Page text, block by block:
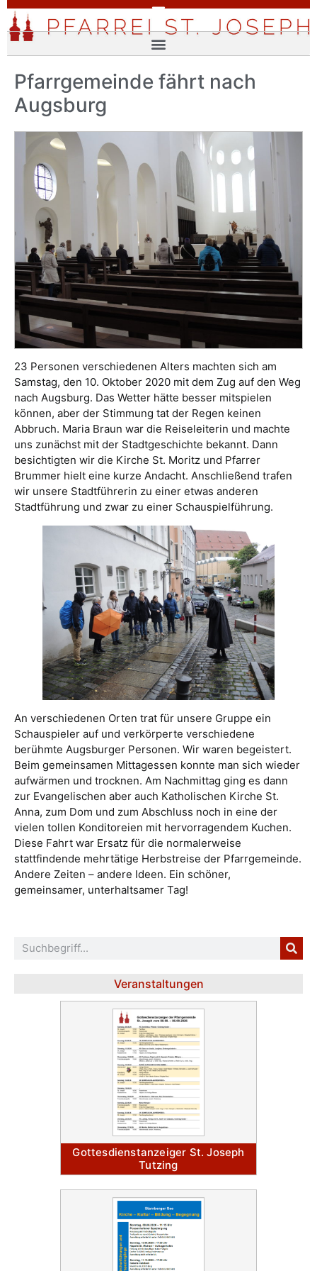
Pfarrgemeinde fährt nach
Augsburg
23 Personen verschiedenen Alters machten sich am
Samstag, den 10. Oktober 2020 mit dem Zug auf den Weg
nach Augsburg. Das Wetter hätte besser mitspielen
können, aber der Stimmung tat der Regen keinen
Abbruch. Maria Braun war die Reiseleiterin und machte
uns zunächst mit der Stadtgeschichte bekannt. Dann
besichtigten wir die Kirche St. Moritz und Pfarrer
Brummer hielt eine kurze Andacht. Anschließend trafen
wir unsere Stadtführerin zu einer etwas anderen
Stadtführung und zwar zu einer Schauspielführung.
An verschiedenen Orten trat für unsere Gruppe ein
Schauspieler auf und verkörperte verschiedene
berühmte Augsburger Personen. Wir waren begeistert.
Beim gemeinsamen Mittagessen konnte man sich wieder
aufwärmen und trocknen. Am Nachmittag ging es dann
zur Evangelischen aber auch Katholischen Kirche St.
Anna, zum Dom und zum Abschluss noch in eine der
vielen tollen Konditoreien mit hervorragendem Kuchen.
Diese Fahrt war Ersatz für die normalerweise
stattfindende mehrtätige Herbstreise der Pfarrgemeinde.
Andere Zeiten – andere Ideen. Ein schöner,
gemeinsamer, unterhaltsamer Tag!
Veranstaltungen
Gottesdienstanzeiger St. Joseph
Tutzing